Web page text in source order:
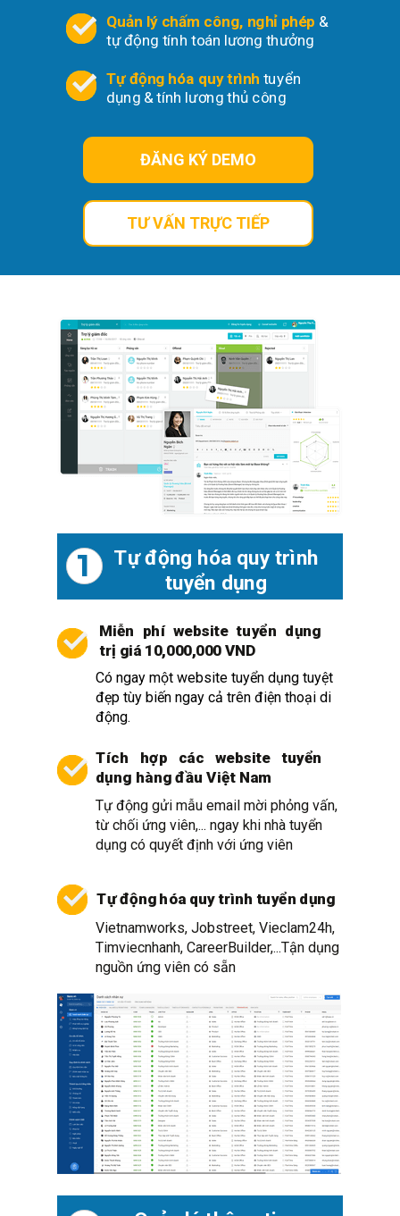
Tự động hóa quy trình tuyển
dụng & tính lương thủ công
Quản lý chấm công, nghỉ phép &
tự động tính toán lương thưởng
ĐĂNG KÝ DEMO
TƯ VẤN TRỰC TIẾP
Vietnamworks, Jobstreet, Vieclam24h,
Timviecnhanh, CareerBuilder,...Tận dụng
nguồn ứng viên có sẵn
Miễn phí website tuyển dụng
trị giá 10,000,000 VND
Tích hợp các website tuyển
dụng hàng đầu Việt Nam
Tự động hóa quy trình tuyển dụng
Tự động gửi mẫu email mời phỏng vấn,
từ chối ứng viên,... ngay khi nhà tuyển
dụng có quyết định với ứng viên
Có ngay một website tuyển dụng tuyệt
đẹp tùy biến ngay cả trên điện thoại di
động.
Tự động hóa quy trình
tuyển dụng
1